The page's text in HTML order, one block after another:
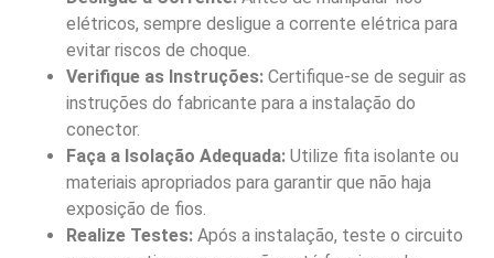
elétricos, sempre desligue a corrente elétrica para
evitar riscos de choque.
Verifique as Instruções: Certifique-se de seguir as
instruções do fabricante para a instalação do
conector.
Faça a Isolação Adequada: Utilize fita isolante ou
materiais apropriados para garantir que não haja
exposição de fios.
Realize Testes: Após a instalação, teste o circuito